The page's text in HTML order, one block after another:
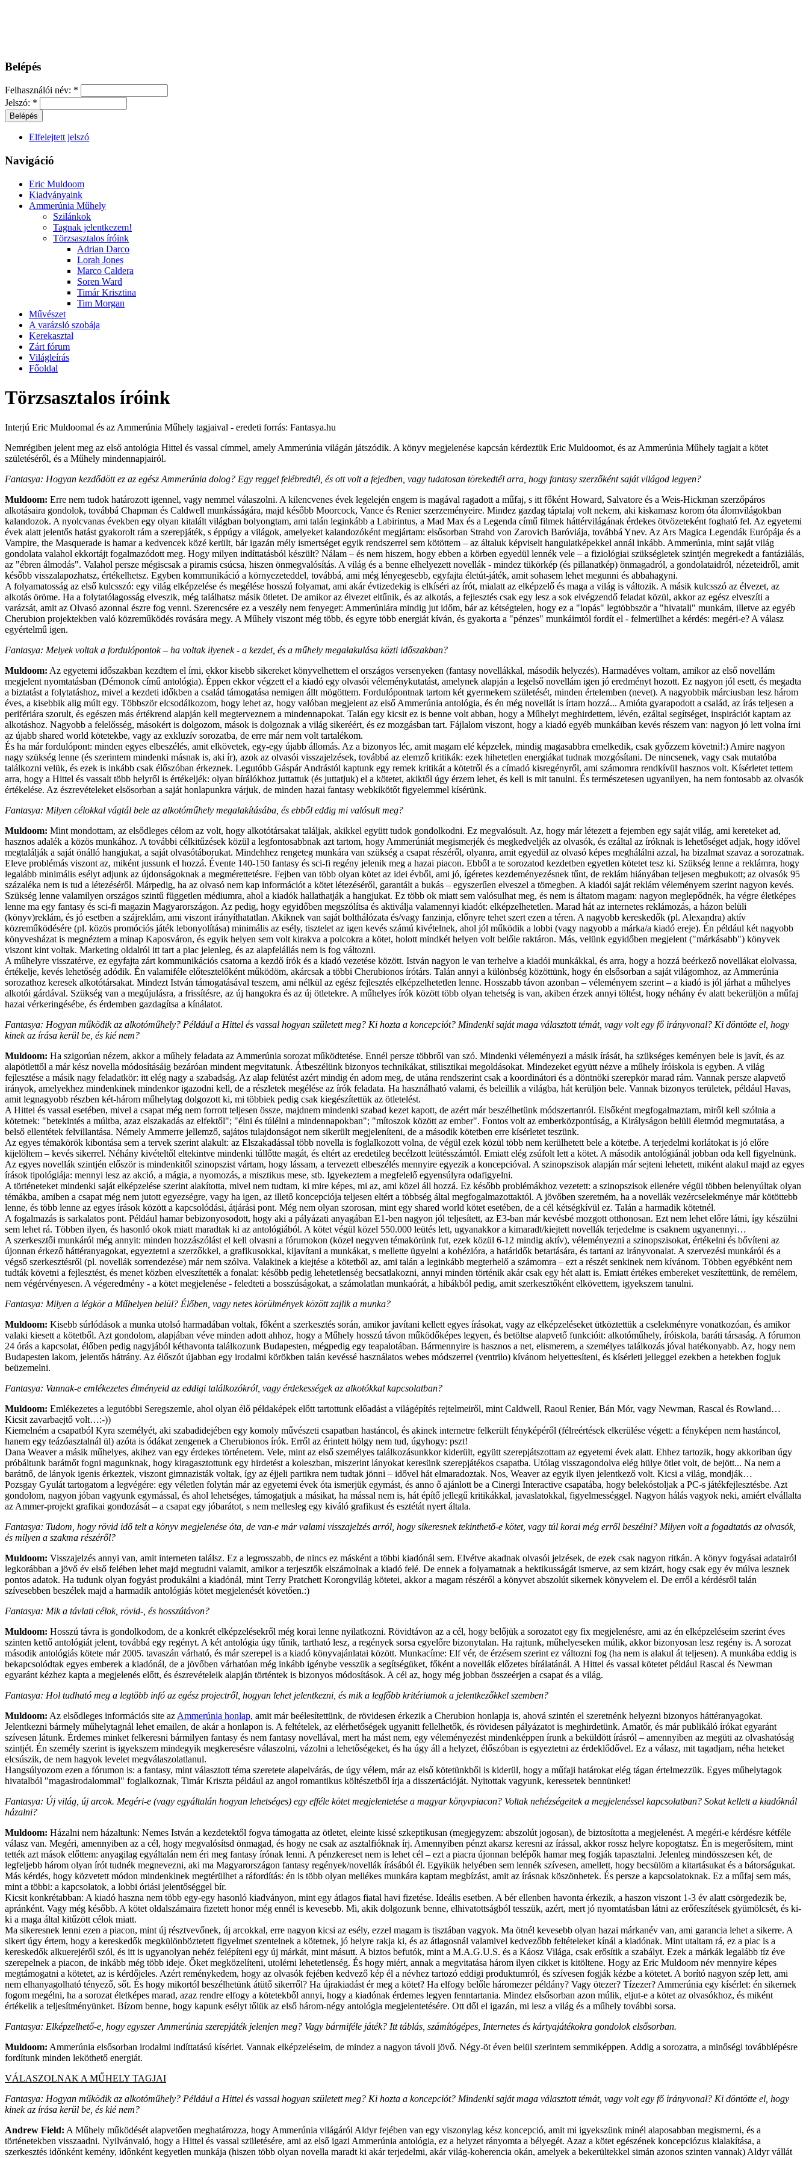
Belépés
Felhasználói név: *
Jelszó: *
Elfelejtett jelszó
Navigáció
Eric Muldoom
Kiadványaink
Ammerúnia Műhely
Szilánkok
Tagnak jelentkezem!
Törzsasztalos íróink
Adrian Darco
Lorah Jones
Marco Caldera
Soren Ward
Timár Krisztina
Tim Morgan
Művészet
A varázsló szobája
Kerekasztal
Zárt fórum
Világleírás
Főoldal
Törzsasztalos íróink
Interjú Eric Muldoomal és az Ammerúnia Műhely tagjaival - eredeti forrás: Fantasya.hu
Nemrégiben jelent meg az első antológia Hittel és vassal címmel, amely Ammerúnia világán játszódik. A könyv megjelenése kapcsán kérdeztük Eric Muldoomot, és az Ammerúnia Műhely tagjait a kötet
születéséről, és a Műhely mindennapjairól.
Fantasya: Hogyan kezdődött ez az egész Ammerúnia dolog? Egy reggel felébredtél, és ott volt a fejedben, vagy tudatosan törekedtél arra, hogy fantasy szerzőként saját világod legyen?
Muldoom: Erre nem tudok határozott igennel, vagy nemmel válaszolni. A kilencvenes évek legelején engem is magával ragadott a műfaj, s itt főként Howard, Salvatore és a Weis-Hickman szerzőpáros
alkotásaira gondolok, továbbá Chapman és Caldwell munkásságára, majd később Moorcock, Vance és Renier szerzeményeire. Mindez gazdag táptalaj volt nekem, aki kiskamasz korom óta álomvilágokban
kalandozok. A nyolcvanas években egy olyan kitalált világban bolyongtam, ami talán leginkább a Labirintus, a Mad Max és a Legenda című filmek háttérvilágának érdekes ötvözeteként fogható fel. Az egyetemi
évek alatt jelentős hatást gyakorolt rám a szerepjáték, s éppúgy a világok, amelyeket kalandozóként megjártam: elsősorban Strahd von Zarovich Baróviája, továbbá Ynev. Az Ars Magica Legendák Európája és a
Vampire, the Masquerade is hamar a kedvencek közé került, bár igazán mély ismertséget egyik rendszerrel sem kötöttem – az általuk képviselt hangulatképekkel annál inkább. Ammerúnia, mint saját világ
gondolata valahol ekkortájt fogalmazódott meg. Hogy milyen indíttatásból készült? Nálam – és nem hiszem, hogy ebben a körben egyedül lennék vele – a fiziológiai szükségletek szintjén megrekedt a fantáziálás,
az "ébren álmodás". Valahol persze mégiscsak a piramis csúcsa, hiszen önmegvalósítás. A világ és a benne elhelyezett novellák - mindez tükörkép (és pillanatkép) önmagadról, a gondolataidról, nézeteidről, amit
később visszalapozhatsz, értékelhetsz. Egyben kommunikáció a környezeteddel, továbbá, ami még lényegesebb, egyfajta életút-játék, amit sohasem lehet megunni és abbahagyni.
A folyamatosság az első kulcsszó: egy világ elképzelése és megélése hosszú folyamat, ami akár évtizedekig is elkíséri az írót, mialatt az elképzelő és maga a világ is változik. A másik kulcsszó az élvezet, az
alkotás öröme. Ha a folytatólagosság elveszik, még találhatsz másik ötletet. De amikor az élvezet eltűnik, és az alkotás, a fejlesztés csak egy lesz a sok elvégzendő feladat közül, akkor az egész elveszíti a
varázsát, amit az Olvasó azonnal észre fog venni. Szerencsére ez a veszély nem fenyeget: Ammerúniára mindig jut időm, bár az kétségtelen, hogy ez a "lopás" legtöbbször a "hivatali" munkám, illetve az egyéb
Cherubion projektekben való közreműködés rovására megy. A Műhely viszont még több, és egyre több energiát kíván, és gyakorta a "pénzes" munkáimtól fordít el - felmerülhet a kérdés: megéri-e? A válasz
egyértelmű igen.
Fantasya: Melyek voltak a fordulópontok – ha voltak ilyenek - a kezdet, és a műhely megalakulása közti időszakban?
Muldoom: Az egyetemi időszakban kezdtem el írni, ekkor kisebb sikereket könyvelhettem el országos versenyeken (fantasy novellákkal, második helyezés). Harmadéves voltam, amikor az első novellám
megjelent nyomtatásban (Démonok című antológia). Éppen ekkor végzett el a kiadó egy olvasói véleménykutatást, amelynek alapján a legelső novellám igen jó eredményt hozott. Ez nagyon jól esett, és megadta
a biztatást a folytatáshoz, mivel a kezdeti időkben a család támogatása nemigen állt mögöttem. Fordulópontnak tartom két gyermekem születését, minden értelemben (nevet). A nagyobbik márciusban lesz három
éves, a kisebbik alig múlt egy. Többször elcsodálkozom, hogy lehet az, hogy valóban megjelent az első Ammerúnia antológia, és én még novellát is írtam hozzá... Amióta gyarapodott a család, az írás teljesen a
perifériára szorult, és egészen más értékrend alapján kell megterveznem a mindennapokat. Talán egy kicsit ez is benne volt abban, hogy a Műhelyt meghirdettem, lévén, ezáltal segítséget, inspirációt kaptam az
alkotáshoz. Nagyobb a felelősség, másokért is dolgozom, mások is dolgoznak a világ sikeréért, és ez mozgásban tart. Fájlalom viszont, hogy a kiadó egyéb munkáiban kevés részem van: nagyon jó lett volna írni
az újabb shared world kötetekbe, vagy az exkluzív sorozatba, de erre már nem volt tartalékom.
És ha már fordulópont: minden egyes elbeszélés, amit elkövetek, egy-egy újabb állomás. Az a bizonyos léc, amit magam elé képzelek, mindig magasabbra emelkedik, csak győzzem követni!:) Amire nagyon
nagy szükség lenne (és szerintem mindenki másnak is, aki ír), azok az olvasói visszajelzések, továbbá az elemző kritikák: ezek hihetetlen energiákat tudnak mozgósítani. De nincsenek, vagy csak mutatóba
találkozni velük, és ezek is inkább csak élőszóban érkeznek. Legutóbb Gáspár Andrástól kaptunk egy remek kritikát a kötetről és a címadó kisregényről, ami számomra rendkívül hasznos volt. Kísérletet tettem
arra, hogy a Hittel és vassalt több helyről is értékeljék: olyan bírálókhoz juttattuk (és juttatjuk) el a kötetet, akiktől úgy érzem lehet, és kell is mit tanulni. És természetesen ugyanilyen, ha nem fontosabb az olvasók
értékelése. Az észrevételeket elsősorban a saját honlapunkra várjuk, de minden hazai fantasy webkikötőt figyelemmel kísérünk.
Fantasya: Milyen célokkal vágtál bele az alkotóműhely megalakításába, és ebből eddig mi valósult meg?
Muldoom: Mint mondottam, az elsődleges célom az volt, hogy alkotótársakat találjak, akikkel együtt tudok gondolkodni. Ez megvalósult. Az, hogy már létezett a fejemben egy saját világ, ami kereteket ad,
hasznos adalék a közös munkához. A további célkitűzések közül a legfontosabbnak azt tartom, hogy Ammerúniát megismerjék és megkedveljék az olvasók, és ezáltal az íróknak is lehetőséget adjak, hogy idővel
megtalálják a saját önálló hangjukat, a saját olvasótáborukat. Mindehhez rengeteg munkára van szükség a csapat részéről, olyanra, amit egyedül az olvasó képes meghálálni azzal, ha bizalmat szavaz a sorozatnak.
Eleve problémás viszont az, miként jussunk el hozzá. Évente 140-150 fantasy és sci-fi regény jelenik meg a hazai piacon. Ebből a te sorozatod kezdetben egyetlen kötetet tesz ki. Szükség lenne a reklámra, hogy
legalább minimális esélyt adjunk az újdonságoknak a megmérettetésre. Fejben van több olyan kötet az idei évből, ami jó, ígéretes kezdeményezésnek tűnt, de reklám hiányában teljesen megbukott; az olvasók 95
százaléka nem is tud a létezéséről. Márpedig, ha az olvasó nem kap információt a kötet létezéséről, garantált a bukás – egyszerűen elveszel a tömegben. A kiadói saját reklám véleményem szerint nagyon kevés.
Szükség lenne valamilyen országos szintű független médiumra, ahol a kiadók hallathatják a hangjukat. Ez több ok miatt sem valósulhat meg, és nem is áltatom magam: nagyon meglepődnék, ha végre életképes
lenne ma egy fantasy és sci-fi magazin Magyarországon. Az pedig, hogy egyidőben megszólítsa és aktiválja valamennyi kiadót: elképzelhetetlen. Marad hát az internetes reklámozás, a házon belüli
(könyv)reklám, és jó esetben a szájreklám, ami viszont irányíthatatlan. Akiknek van saját bolthálózata és/vagy fanzinja, előnyre tehet szert ezen a téren. A nagyobb kereskedők (pl. Alexandra) aktív
közreműködésére (pl. közös promóciós játék lebonyolítása) minimális az esély, tisztelet az igen kevés számú kivételnek, ahol jól működik a lobbi (vagy nagyobb a márka/a kiadó ereje). Én például két nagyobb
könyvesházat is megnéztem a minap Kaposváron, és egyik helyen sem volt kirakva a polcokra a kötet, holott mindkét helyen volt belőle raktáron. Más, velünk egyidőben megjelent ("márkásabb") könyvek
viszont kint voltak. Marketing oldalról itt tart a piac jelenleg, és az alapfelállás nem is fog változni.
A műhelyre visszatérve, ez egyfajta zárt kommunikációs csatorna a kezdő írók és a kiadó vezetése között. István nagyon le van terhelve a kiadói munkákkal, és arra, hogy a hozzá beérkező novellákat elolvassa,
értékelje, kevés lehetőség adódik. Én valamiféle előtesztelőként működöm, akárcsak a többi Cherubionos írótárs. Talán annyi a különbség közöttünk, hogy én elsősorban a saját világomhoz, az Ammerúnia
sorozathoz keresek alkotótársakat. Mindezt István támogatásával teszem, ami nélkül az egész fejlesztés elképzelhetetlen lenne. Hosszabb távon azonban – véleményem szerint – a kiadó is jól járhat a műhelyes
alkotói gárdával. Szükség van a megújulásra, a frissítésre, az új hangokra és az új ötletekre. A műhelyes írók között több olyan tehetség is van, akiben érzek annyi töltést, hogy néhány év alatt bekerüljön a műfaj
hazai vérkeringésébe, és érdemben gazdagítsa a kínálatot.
Fantasya: Hogyan működik az alkotóműhely? Például a Hittel és vassal hogyan született meg? Ki hozta a koncepciót? Mindenki saját maga választott témát, vagy volt egy fő irányvonal? Ki döntötte el, hogy
kinek az írása kerül be, és kié nem?
Muldoom: Ha szigorúan nézem, akkor a műhely feladata az Ammerúnia sorozat működtetése. Ennél persze többről van szó. Mindenki véleményezi a másik írását, ha szükséges keményen bele is javít, és az
alapötlettől a már kész novella módosításáig bezáróan mindent megvitatunk. Átbeszélünk bizonyos technikákat, stilisztikai megoldásokat. Mindezeket együtt nézve a műhely íróiskola is egyben. A világ
fejlesztése a másik nagy feladatkör: itt elég nagy a szabadság. Az alap felütést azért mindig én adom meg, de utána rendszerint csak a koordinátori és a döntnöki szerepkör marad rám. Vannak persze alapvető
irányok, amelyekhez mindenkinek mindenkor igazodni kell, de a részletek megélése az írók feladata. Ha használható valami, és beleillik a világba, hát kerüljön bele. Vannak bizonyos területek, például Havas,
amit legnagyobb részben két-három műhelytag dolgozott ki, mi többiek pedig csak kiegészítettük az ötletelést.
A Hittel és vassal esetében, mivel a csapat még nem forrott teljesen össze, majdnem mindenki szabad kezet kapott, de azért már beszélhetünk módszertanról. Elsőként megfogalmaztam, miről kell szólnia a
kötetnek: "betekintés a múltba, azaz elszakadás az elfektől"; "élni és túlélni a mindennapokban"; "mítoszok között az ember". Fontos volt az emberközpontúság, a Királyságon belüli életmód megmutatása, a
belső ellentétek felvillantása. Némely Ammerre jellemző, sajátos tulajdonságot nem sikerült megjeleníteni, de a második kötetben erre kísérletet teszünk.
Az egyes témakörök kibontása sem a tervek szerint alakult: az Elszakadással több novella is foglalkozott volna, de végül ezek közül több nem kerülhetett bele a kötetbe. A terjedelmi korlátokat is jó előre
kijelöltem – kevés sikerrel. Néhány kivételtől eltekintve mindenki túllőtte magát, és eltért az eredetileg becélzott leütésszámtól. Emiatt elég zsúfolt lett a kötet. A második antológiánál jobban oda kell figyelnünk.
Az egyes novellák szintjén először is mindenkitől szinopszist vártam, hogy lássam, a tervezett elbeszélés mennyire egyezik a koncepcióval. A szinopszisok alapján már sejteni lehetett, miként alakul majd az egyes
írások tipológiája: mennyi lesz az akció, a mágia, a nyomozás, a misztikus mese, stb. Igyekeztem a megfelelő egyensúlyra odafigyelni.
A történeteket mindenki saját elképzelése szerint alakította, mivel nem tudtam, ki mire képes, mi az, ami közel áll hozzá. Ez később problémákhoz vezetett: a szinopszisok ellenére végül többen belenyúltak olyan
témákba, amiben a csapat még nem jutott egyezségre, vagy ha igen, az illető koncepciója teljesen eltért a többség által megfogalmazottaktól. A jövőben szeretném, ha a novellák vezércselekménye már kötöttebb
lenne, és több lenne az egyes írások között a kapcsolódási, átjárási pont. Még nem olyan szorosan, mint egy shared world kötet esetében, de a cél kétségkívül ez. Talán a harmadik kötetnél.
A fogalmazás is sarkalatos pont. Például hamar bebizonyosodott, hogy aki a pályázati anyagában E1-ben nagyon jól teljesített, az E3-ban már kevésbé mozgott otthonosan. Ezt nem lehet előre látni, így készülni
sem lehet rá. Többen ilyen, és hasonló okok miatt maradtak ki az antológiából. A kötet végül közel 550.000 leütés lett, ugyanakkor a kimaradt/kiejtett novellák terjedelme is csaknem ugyanennyi…
A szerkesztői munkáról még annyit: minden hozzászólást el kell olvasni a fórumokon (közel negyven témakörünk fut, ezek közül 6-12 mindig aktív), véleményezni a szinopszisokat, értékelni és bővíteni az
újonnan érkező háttéranyagokat, egyeztetni a szerzőkkel, a grafikusokkal, kijavítani a munkákat, s mellette ügyelni a kohézióra, a határidők betartására, és tartani az irányvonalat. A szervezési munkáról és a
végső szerkesztésről (pl. novellák sorrendezése) már nem szólva. Valakinek a kiejtése a kötetből az, ami talán a leginkább megterhelő a számomra – ezt a részét senkinek nem kívánom. Többen egyébként nem
tudták követni a fejlesztést, és menet közben elveszítették a fonalat: később pedig lehetetlenség becsatlakozni, annyi minden történik akár csak egy hét alatt is. Emiatt értékes embereket veszítettünk, de remélem,
nem végérvényesen. A végeredmény - a kötet megjelenése - feledteti a bosszúságokat, a számolatlan munkaórát, a hibákból pedig, amit szerkesztőként elkövettem, igyekszem tanulni.
Fantasya: Milyen a légkör a Műhelyen belül? Élőben, vagy netes körülmények között zajlik a munka?
Muldoom: Kisebb súrlódások a munka utolsó harmadában voltak, főként a szerkesztés során, amikor javítani kellett egyes írásokat, vagy az elképzeléseket ütköztettük a cselekményre vonatkozóan, és amikor
valaki kiesett a kötetből. Azt gondolom, alapjában véve minden adott ahhoz, hogy a Műhely hosszú távon működőképes legyen, és betöltse alapvető funkcióit: alkotóműhely, íróiskola, baráti társaság. A fórumon
24 órás a kapcsolat, élőben pedig nagyjából kéthavonta találkozunk Budapesten, mégpedig egy teapalotában. Bármennyire is hasznos a net, elismerem, a személyes találkozás jóval hatékonyabb. Az, hogy nem
Budapesten lakom, jelentős hátrány. Az élőszót újabban egy irodalmi körökben talán kevéssé használatos webes módszerrel (ventrilo) kívánom helyettesíteni, és kísérleti jelleggel ezekben a hetekben fogjuk
beüzemelni.
Fantasya: Vannak-e emlékezetes élményeid az eddigi találkozókról, vagy érdekességek az alkotókkal kapcsolatban?
Muldoom: Emlékezetes a legutóbbi Seregszemle, ahol olyan élő példaképek előtt tartottunk előadást a világépítés rejtelmeiről, mint Caldwell, Raoul Renier, Bán Mór, vagy Newman, Rascal és Rowland…
Kicsit zavarbaejtő volt…:-))
Kiemelném a csapatból Kyra személyét, aki szabadidejében egy komoly művészeti csapatban hastáncol, és akinek internetre felkerült fényképéről (félreértések elkerülése végett: a fényképen nem hastáncol,
hanem egy teázóasztalnál ül) azóta is ódákat zengenek a Cherubionos írók. Erről az érintett hölgy nem tud, úgyhogy: pszt!
Dana Weaver a másik műhelyes, akihez van egy érdekes történetem. Vele, mint az első személyes találkozásunkkor kiderült, együtt szerepjátszottam az egyetemi évek alatt. Ehhez tartozik, hogy akkoriban úgy
próbáltunk barátnőt fogni magunknak, hogy kiragasztottunk egy hirdetést a koleszban, miszerint lányokat keresünk szerepjátékos csapatba. Utólag visszagondolva elég hülye ötlet volt, de bejött... Na nem a
barátnő, de lányok igenis érkeztek, viszont gimnazisták voltak, így az éjjeli partikra nem tudtak jönni – idővel hát elmaradoztak. Nos, Weaver az egyik ilyen jelentkező volt. Kicsi a világ, mondják…
Pozsgay Gyulát tartogatom a legvégére: egy véletlen folytán már az egyetemi évek óta ismerjük egymást, és anno ő ajánlott be a Cinergi Interactive csapatába, hogy belekóstoljak a PC-s játékfejlesztésbe. Azt
gondolom, nagyon jóban vagyunk egymással, és ahol lehetséges, támogatjuk a másikat, ha mással nem is, hát építő jellegű kritikákkal, javaslatokkal, figyelmességgel. Nagyon hálás vagyok neki, amiért elvállalta
az Ammer-projekt grafikai gondozását – a csapat egy jóbarátot, s nem mellesleg egy kiváló grafikust és esztétát nyert általa.
Fantasya: Tudom, hogy rövid idő telt a könyv megjelenése óta, de van-e már valami visszajelzés arról, hogy sikeresnek tekinthető-e kötet, vagy túl korai még erről beszélni? Milyen volt a fogadtatás az olvasók,
és milyen a szakma részéről?
Muldoom: Visszajelzés annyi van, amit interneten találsz. Ez a legrosszabb, de nincs ez másként a többi kiadónál sem. Elvétve akadnak olvasói jelzések, de ezek csak nagyon ritkán. A könyv fogyásai adatairól
legkorábban a jövő év első felében lehet majd megtudni valamit, amikor a terjesztők elszámolnak a kiadó felé. De ennek a folyamatnak a hektikusságát ismerve, az sem kizárt, hogy csak egy év múlva lesznek
pontos adatok. Ha tudunk olyan fogyást produkálni a kiadónál, mint Terry Pratchett Korongvilág kötetei, akkor a magam részéről a könyvet abszolút sikernek könyvelem el. De erről a kérdésről talán
szívesebben beszélek majd a harmadik antológiás kötet megjelenését követően.:)
Fantasya: Mik a távlati célok, rövid-, és hosszútávon?
Muldoom: Hosszú távra is gondolkodom, de a konkrét elképzelésekről még korai lenne nyilatkozni. Rövidtávon az a cél, hogy belőjük a sorozatot egy fix megjelenésre, ami az én elképzeléseim szerint éves
szinten kettő antológiát jelent, továbbá egy regényt. A két antológia úgy tűnik, tartható lesz, a regények sorsa egyelőre bizonytalan. Ha rajtunk, műhelyeseken múlik, akkor bizonyosan lesz regény is. A sorozat
második antológiás kötete már 2005. tavaszán várható, és már szerepel is a kiadó könyvajánlatai között. Munkacíme: Elf vér, de érzésem szerint ez változni fog (ha nem is alakul át teljesen). A munkába eddig is
bekapcsolódtak egyes emberek a kiadónál, de a jövőben várhatóan még inkább igénybe vesszük a segítségüket, főként a novellák előzetes bírálatánál. A Hittel és vassal kötetet például Rascal és Newman
egyaránt kézhez kapta a megjelenés előtt, és észrevételeik alapján történtek is bizonyos módosítások. A cél az, hogy még jobban összeérjen a csapat és a világ.
Fantasya: Hol tudható meg a legtöbb infó az egész projectről, hogyan lehet jelentkezni, és mik a legfőbb kritériumok a jelentkezőkkel szemben?
Muldoom: Az elsődleges információs site az Ammerúnia honlap, amit már beélesítettünk, de rövidesen érkezik a Cherubion honlapja is, ahová szintén el szeretnénk helyezni bizonyos háttéranyagokat.
Jelentkezni bármely műhelytagnál lehet emailen, de akár a honlapon is. A feltételek, az elérhetőségek ugyanitt fellelhetők, és rövidesen pályázatot is meghirdetünk. Amatőr, és már publikáló írókat egyaránt
szívesen látunk. Érdemes minket felkeresni bármilyen fantasy és nem fantasy novellával, mert ha mást nem, egy véleményezést mindenképpen írunk a beküldött írásról – amennyiben az megüti az olvashatóság
szintjét. Én személy szerint is igyekszem mindegyik megkeresésre válaszolni, vázolni a lehetőségeket, és ha úgy áll a helyzet, élőszóban is egyeztetni az érdeklődővel. Ez a válasz, mit tagadjam, néha heteket
elcsúszik, de nem hagyok levelet megválaszolatlanul.
Hangsúlyozom ezen a fórumon is: a fantasy, mint választott téma szeretete alapelvárás, de úgy vélem, már az első kötetünkből is kiderül, hogy a műfaji határokat elég tágan értelmezzük. Egyes műhelytagok
hivatalból "magasirodalommal" foglalkoznak, Timár Kriszta például az angol romantikus költészetből írja a disszertációját. Nyitottak vagyunk, keressetek bennünket!
Fantasya: Új világ, új arcok. Megéri-e (vagy egyáltalán hogyan lehetséges) egy efféle kötet megjelentetése a magyar könyvpiacon? Voltak nehézségeitek a megjelenéssel kapcsolatban? Sokat kellett a kiadóknál
házalni?
Muldoom: Házalni nem házaltunk: Nemes István a kezdetektől fogva támogatta az ötletet, eleinte kissé szkeptikusan (megjegyzem: abszolút jogosan), de biztosította a megjelenést. A megéri-e kérdésre kétféle
válasz van. Megéri, amennyiben az a cél, hogy megvalósítsd önmagad, és hogy ne csak az asztalfióknak írj. Amennyiben pénzt akarsz keresni az írással, akkor rossz helyre kopogtatsz. Én is megerősítem, mint
tették azt mások előttem: anyagilag egyáltalán nem éri meg fantasy írónak lenni. A pénzkereset nem is lehet cél – ezt a piacra újonnan belépők hamar meg fogják tapasztalni. Jelenleg mindösszesen két, de
legfeljebb három olyan írót tudnék megnevezni, aki ma Magyarországon fantasy regények/novellák írásából él. Egyikük helyében sem lennék szívesen, amellett, hogy becsülöm a kitartásukat és a bátorságukat.
Más kérdés, hogy közvetett módon mindenkinek megtérülhet a ráfordítás: én is több olyan mellékes munkára kaptam megbízást, amit az írásnak köszönhetek. És persze a kapcsolatoknak. Ez a műfaj sem más,
mint a többi: a kapcsolatok, a lobbi óriási jelentőséggel bír.
Kicsit konkrétabban: A kiadó haszna nem több egy-egy hasonló kiadványon, mint egy átlagos fiatal havi fizetése. Ideális esetben. A bér ellenben havonta érkezik, a haszon viszont 1-3 év alatt csörgedezik be,
apránként. Vagy még később. A kötet oldalszámaira fizetett honor még ennél is kevesebb. Mi, akik dolgozunk benne, elhivatottságból tesszük, azért, mert jó nyomtatásban látni az erőfeszítések gyümölcsét, és ki-
ki a maga által kitűzött célok miatt.
Ma sikeresnek lenni ezen a piacon, mint új résztvevőnek, új arcokkal, erre nagyon kicsi az esély, ezzel magam is tisztában vagyok. Ma ötnél kevesebb olyan hazai márkanév van, ami garancia lehet a sikerre. A
sikert úgy értem, hogy a kereskedők megkülönböztetett figyelmet szentelnek a kötetnek, jó helyre rakja ki, és az átlagosnál valamivel kedvezőbb feltételeket kínál a kiadónak. Mint utaltam rá, ez a piac is a
kereskedők alkuerejéről szól, és itt is ugyanolyan nehéz felépíteni egy új márkát, mint másutt. A biztos befutók, mint a M.A.G.U.S. és a Káosz Világa, csak erősítik a szabályt. Ezek a márkák legalább tíz éve
szerepelnek a piacon, de inkább még több ideje. Őket megközelíteni, utolérni lehetetlenség. És hogy miért, annak a megvitatása három ilyen cikket is kitöltene. Hogy az Eric Muldoom név mennyire képes
megtámogatni a kötetet, az is kérdőjeles. Azért reménykedem, hogy az olvasók fejében kedvező kép él a névhez tartozó eddigi produktumról, és szívesen fogják kézbe a kötetet. A borító nagyon szép lett, ami
nem elhanyagolható tényező, sőt. És hogy mikortól beszélhetünk átütő sikerről? Ha újrakiadást ér meg a kötet? Ha elfogy belőle háromezer példány? Vagy ötezer? Tízezer? Ammerúnia egy kísérlet: én sikernek
fogom megélni, ha a sorozat életképes marad, azaz rendre elfogy a kötetekből annyi, hogy a kiadónak érdemes legyen fenntartania. Mindez elsősorban azon múlik, eljut-e a kötet az olvasókhoz, és miként
értékelik a teljesítményünket. Bízom benne, hogy kapunk esélyt tőlük az első három-négy antológia megjelentetésére. Ott dől el igazán, mi lesz a világ és a műhely további sorsa.
Fantasya: Elképzelhető-e, hogy egyszer Ammerúnia szerepjáték jelenjen meg? Vagy bármiféle játék? Itt táblás, számítógépes, Internetes és kártyajátékokra gondolok elsősorban.
Muldoom: Ammerúnia elsősorban irodalmi indíttatású kísérlet. Vannak elképzeléseim, de mindez a nagyon távoli jövő. Négy-öt éven belül szerintem semmiképpen. Addig a sorozatra, a minőségi továbblépésre
fordítunk minden leköthető energiát.
VÁLASZOLNAK A MŰHELY TAGJAI
Fantasya: Hogyan működik az alkotóműhely? Például a Hittel és vassal hogyan született meg? Ki hozta a koncepciót? Mindenki saját maga választott témát, vagy volt egy fő irányvonal? Ki döntötte el, hogy
kinek az írása kerül be, és kié nem?
Andrew Field: A Műhely működését alapvetően meghatározza, hogy Ammerúnia világáról Aldyr fejében van egy viszonylag kész koncepció, amit mi igyekszünk minél alaposabban megismerni, és a
történetekben visszaadni. Nyilvánvaló, hogy a Hittel és vassal születésére, ami az első igazi Ammerúnia antológia, ez a helyzet rányomta a bélyegét. Azaz a kötet egészének koncepciózus kialakítása, a
szerkesztés időnként kemény, időnként kegyetlen munkája (hiszen több olyan novella maradt ki akár terjedelmi, akár világ-koherencia okán, amelyek a bekerültekkel simán azonos szinten vannak) Aldyr vállát